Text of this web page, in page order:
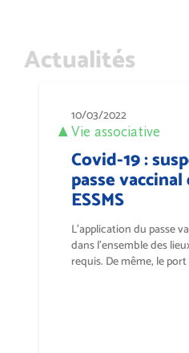
Actualités
10/03/2022
Vie associative
Covid-19 :
passe vaccinal
ESSMS
L'application du passe
dans l'ensemble des
requis. De même, le port